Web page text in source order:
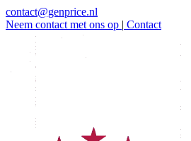
contact@genprice.nl
Neem contact met ons op | Contact